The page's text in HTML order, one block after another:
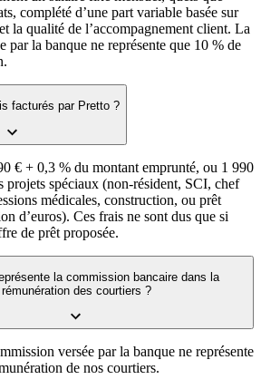
complété d’une part variable basée sur
la qualité de l’accompagnement client. La
par la banque ne représente que 10 % de
facturés par Pretto ?
€ + 0,3 % du montant emprunté, ou 1 990
projets spéciaux (non-résident, SCI, chef
médicales, construction, ou prêt
d’euros). Ces frais ne sont dus que si
de prêt proposée.
la commission bancaire dans la
rémunération des courtiers ?
versée par la banque ne représente
de nos courtiers.